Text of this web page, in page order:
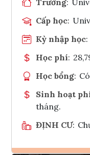
Cấp học:
Kỳ nhập học:
Học phí:
Học bổng: Có
Sinh hoạt
tháng.
ĐỊNH CƯ: